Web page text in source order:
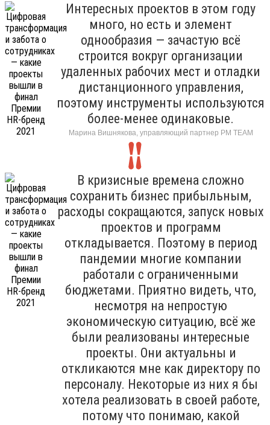
Интересных проектов в этом году
много, но есть и элемент
однообразия — зачастую всё
строится вокруг организации
удаленных рабочих мест и отладки
дистанционного управления,
поэтому инструменты используются
более-менее одинаковые.
Марина Вишнякова, управляющий партнер РМ ТЕАМ
В кризисные времена сложно
сохранить бизнес прибыльным,
расходы сокращаются, запуск новых
проектов и программ
откладывается. Поэтому в период
пандемии многие компании
работали с ограниченными
бюджетами. Приятно видеть, что,
несмотря на непростую
экономическую ситуацию, всё же
были реализованы интересные
проекты. Они актуальны и
откликаются мне как директору по
персоналу. Некоторые из них я бы
хотела реализовать в своей работе,
потому что понимаю, какой